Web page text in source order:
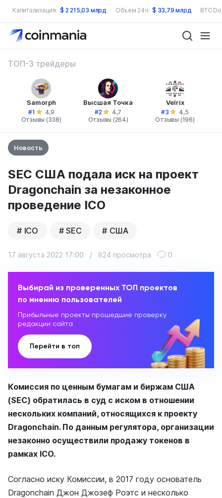
Капитализация: $ 2 215,03 млрд Объем 24ч: $ 33,79 млрд BTC
ТОП-3 трейдеры
Samorph
#1
4,9
Отзывы (338)
Высшая Точка
#2
4,7
Отзывы (264)
Velrix
#3
4,5
Отзывы (196)
Новость
SEC США подала иск на проект
Dragonchain за незаконное
проведение ICO
ICO SEC США
17 августа 2022 17:00 / 824 просмотра 0
Выбирай из проверенных ТОП проектов
по мнению пользователей
Прибыльные проекты прошедшие проверку
редакции сайта
Перейти в топ
Комиссия по ценным бумагам и биржам США
(SEC) обратилась в суд с иском в отношении
нескольких компаний, относящихся к проекту
Dragonchain. По данным регулятора, организации
незаконно осуществили продажу токенов в
рамках ICO.
Согласно иску Комиссии, в 2017 году основатель
Dragonchain Джон Джозеф Роэтс и несколько